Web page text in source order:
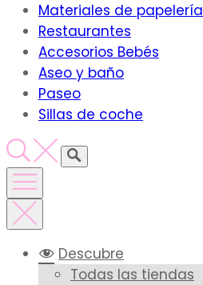
Materiales de papelería
Restaurantes
Accesorios Bebés
Aseo y baño
Paseo
Sillas de coche
Descubre
Todas las tiendas